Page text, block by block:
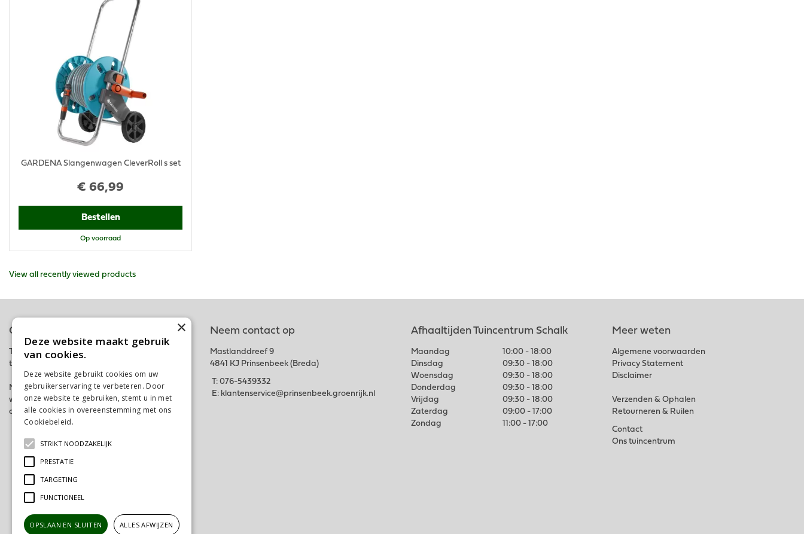
€ 66,99
GARDENA Slangenwagen CleverRoll s set
Bestellen
Op voorraad
View all recently viewed products
Online tuincentrum
Tuincentrum Schalk is onderdeel van het fysieke
tuincentrum GroenRijk Schalk nabij Breda.
Met deze webshop hopen wij iedereen in zijn
wensen te kunnen voorzien. Bestel gemakkelijk
online of kom langs in ons tuincentrum. Tot snel!
Neem contact op
Mastlanddreef 9
4841 KJ Prinsenbeek (Breda)
T: 076-5439332
E: klantenservice@prinsenbeek.groenrijk.nl
Afhaaltijden Tuincentrum Schalk
Maandag
10:00 - 18:00
Dinsdag
09:30 - 18:00
Woensdag
09:30 - 18:00
Donderdag
09:30 - 18:00
Vrijdag
09:30 - 18:00
Zaterdag
09:00 - 17:00
Zondag
11:00 - 17:00
Meer weten
Algemene voorwaarden
Privacy Statement
Disclaimer
Verzenden & Ophalen
Retourneren & Ruilen
Contact
Ons tuincentrum
×
Deze website maakt gebruik
van cookies.
Deze website gebruikt cookies om uw
gebruikerservaring te verbeteren. Door
onze website te gebruiken, stemt u in met
alle cookies in overeenstemming met ons
Cookiebeleid.
STRIKT NOODZAKELIJK
PRESTATIE
TARGETING
FUNCTIONEEL
OPSLAAN EN SLUITEN ALLES AFWIJZEN